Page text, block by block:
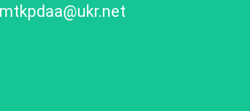
lmtkpdaa@ukr.net